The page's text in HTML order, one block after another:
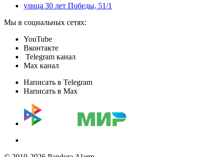
улица 30 лет Победы, 51/1
Мы в социальных сетях:
YouTube
Вконтакте
Telegram канал
Max канал
Написать в Telegram
Написать в Max